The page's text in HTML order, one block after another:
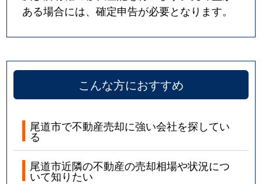
ある場合には、確定申告が必要となります。
こんな方におすすめ
尾道市で不動産売却に強い会社を探してい
る
尾道市近隣の不動産の売却相場や状況につ
いて知りたい